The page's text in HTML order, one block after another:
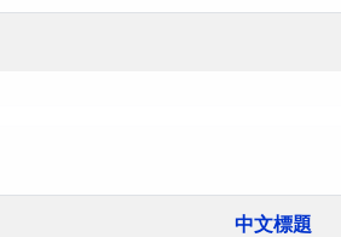
中文標題